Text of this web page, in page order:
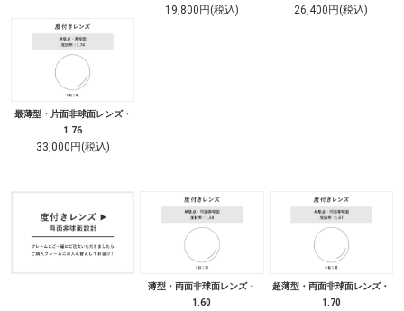
19,800円(税込) 26,400円(税込)
最薄型・片面非球面レンズ・
1.76
33,000円(税込)
薄型・両面非球面レンズ・
1.60
超薄型・両面非球面レンズ・
1.70